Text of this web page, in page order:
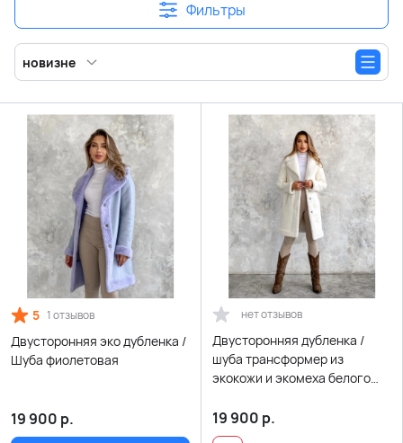
Фильтры
новизне
5 1 отзывов
Двусторонняя эко дубленка /
Шуба фиолетовая
19 900 р.
нет отзывов
Двусторонняя дубленка /
шуба трансформер из
экокожи и экомеха белого
19 900 р.